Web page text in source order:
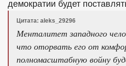
демократии будет
Цитата: aleks_29296
Менталитет западного
что оторвать его от
полномасштабную войну